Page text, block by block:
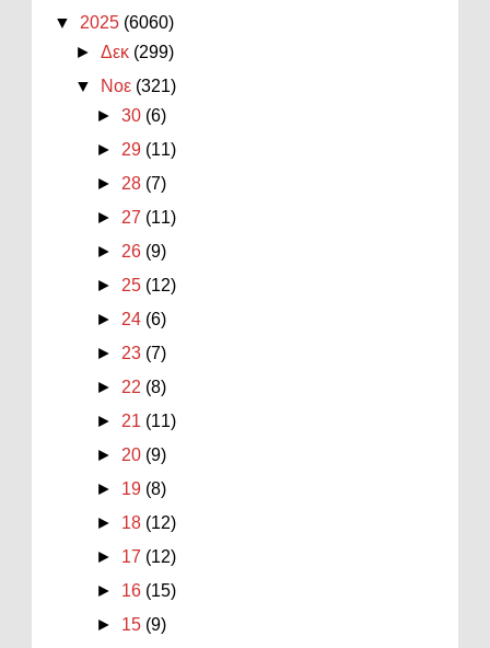
▼ 2025 (6060)
►Δεκ (299)
▼
Νοε (321)
►30 (6)
► 29 (11)
► 28 (7)
► 27 (11)
► 26 (9)
► 25 (12)
► 24 (6)
► 23 (7)
► 22 (8)
► 21 (11)
► 20 (9)
► 19 (8)
► 18 (12)
► 17 (12)
► 16 (15)
► 15 (9)